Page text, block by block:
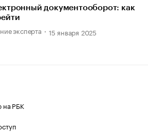
документооборот: как
эксперта 15 января 2025
на РБК